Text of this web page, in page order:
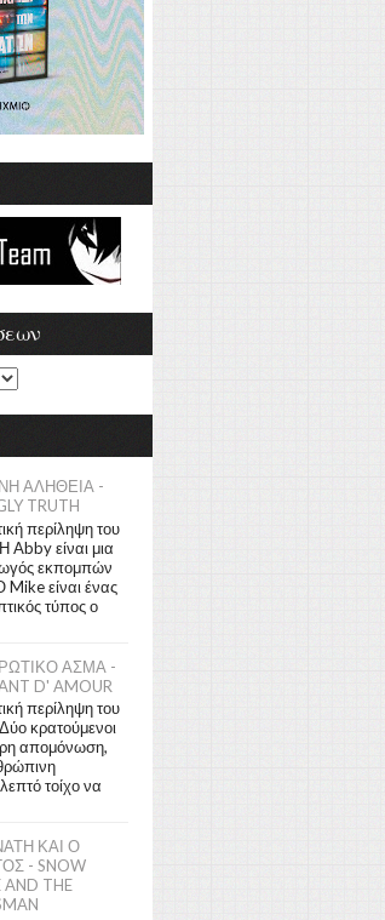
ΑΛΗΘΕΙΑ -
TRUTH
περίληψη του
Abby είναι μια
εκπομπών
Mike είναι ένας
τύπος ο
ΑΣΜΑ -
D' AMOUR
περίληψη του
κρατούμενοι
απομόνωση,
τοίχο να
ΚΑΙ Ο
- SNOW
AND THE